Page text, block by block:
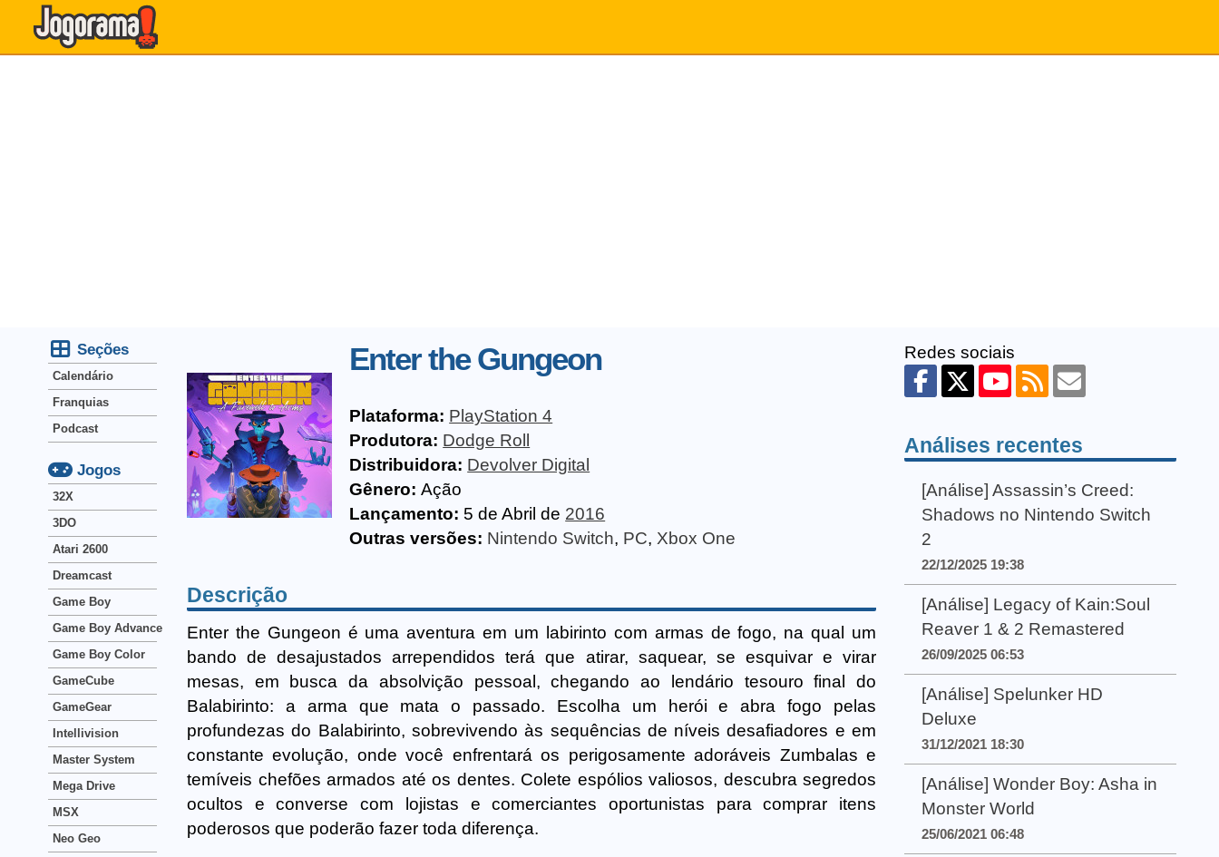
Enter the Gungeon
Plataforma: PlayStation 4
Produtora: Dodge Roll
Distribuidora: Devolver Digital
Gênero: Ação
Lançamento: 5 de Abril de 2016
Outras versões: Nintendo Switch, PC, Xbox One
Descrição
Enter the Gungeon é uma aventura em um labirinto com armas de fogo, na qual um
bando de desajustados arrependidos terá que atirar, saquear, se esquivar e virar
mesas, em busca da absolvição pessoal, chegando ao lendário tesouro final do
Balabirinto: a arma que mata o passado. Escolha um herói e abra fogo pelas
profundezas do Balabirinto, sobrevivendo às sequências de níveis desafiadores e em
constante evolução, onde você enfrentará os perigosamente adoráveis Zumbalas e
temíveis chefões armados até os dentes. Colete espólios valiosos, descubra segredos
ocultos e converse com lojistas e comerciantes oportunistas para comprar itens
poderosos que poderão fazer toda diferença.
Seções
Calendário
Franquias
Podcast
Jogos
32X
3DO
Atari 2600
Dreamcast
Game Boy
Game Boy Advance
Game Boy Color
GameCube
GameGear
Intellivision
Master System
Mega Drive
MSX
Neo Geo
Redes sociais
Análises recentes
[Análise] Assassin’s Creed:
Shadows no Nintendo Switch
2
22/12/2025 19:38
[Análise] Legacy of Kain:Soul
Reaver 1 & 2 Remastered
26/09/2025 06:53
[Análise] Spelunker HD
Deluxe
31/12/2021 18:30
[Análise] Wonder Boy: Asha in
Monster World
25/06/2021 06:48